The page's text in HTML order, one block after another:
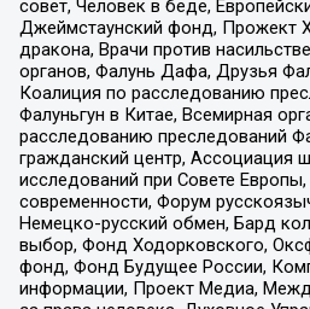
совет, Человек в беде,
Джеймстаунский фонд, Прожект
дракона, Врачи против
органов, Фалунь Дафа, Друзья
Коалиция по расследованию
Фалуньгун в Китае, Всемирная
расследованию преследований
гражданский центр, Ассоциация
исследований при Совете
современности, Форум
Немецко-русский обмен, Бард
выбор, Фонд Ходорковского,
фонд, Фонд Будущее России,
информации, Проект Медиа,